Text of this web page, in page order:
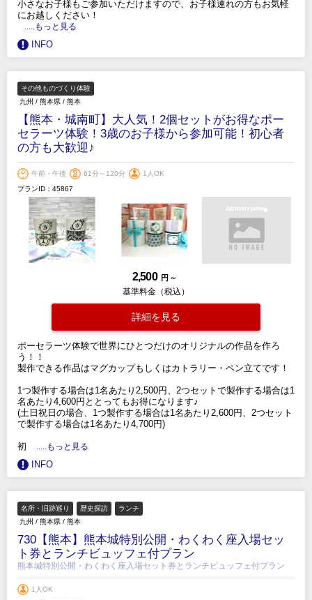
小さなお子様もご参加いただけますので、お子様連れの方もお気軽
にお越しください！
.....もっと見る
INFO
その他ものづくり体験
九州 / 熊本県 / 熊本
【熊本・城南町】大人気！2個セットがお得なポー
セラーツ体験！3歳のお子様から参加可能！初心者
の方も大歓迎♪
午前・午後 61分～120分
1人OK
プランID：45867
2,500 円 ～
基準料金（税込）
詳細を見る
ポーセラーツ体験で世界にひとつだけのオリジナルの作品を作ろ
う！！
製作できる作品はマグカップもしくはカトラリー・ペン立てです！
1つ製作する場合は1名あたり2,500円、2つセットで製作する場合は1
名あたり4,600円ととってもお得になります♪
(土日祝日の場合、1つ製作する場合は1名あたり2,600円、2つセット
で製作する場合は1名あたり4,700円)
初 .....もっと見る
INFO
名所・旧跡巡り 歴史探訪
ランチ
九州 / 熊本県 / 熊本
730【熊本】熊本城特別公開・わくわく座入場セッ
ト券とランチビュッフェ付プラン
熊本城特別公開・わくわく座入場セット券とランチビュッフェ付プラン
1人OK